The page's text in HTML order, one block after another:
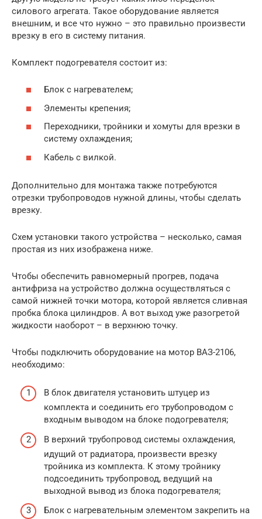
силового агрегата. Такое оборудование является
внешним, и все что нужно – это правильно произвести
врезку в его в систему питания.
Комплект подогревателя состоит из:
Блок с нагревателем;
Элементы крепения;
Переходники, тройники и хомуты для врезки в
систему охлаждения;
Кабель с вилкой.
Дополнительно для монтажа также потребуются
отрезки трубопроводов нужной длины, чтобы сделать
врезку.
Схем установки такого устройства – несколько, самая
простая из них изображена ниже.
Чтобы обеспечить равномерный прогрев, подача
антифриза на устройство должна осуществляться с
самой нижней точки мотора, которой является сливная
пробка блока цилиндров. А вот выход уже разогретой
жидкости наоборот – в верхнюю точку.
Чтобы подключить оборудование на мотор ВАЗ-2106,
необходимо:
В блок двигателя установить штуцер из
комплекта и соединить его трубопроводом с
входным выводом на блоке подогревателя;
В верхний трубопровод системы охлаждения,
идущий от радиатора, произвести врезку
тройника из комплекта. К этому тройнику
подсоединить трубопровод, ведущий на
выходной вывод из блока подогревателя;
Блок с нагревательным элементом закрепить на